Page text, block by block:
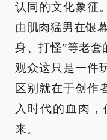
认同的文化象征
由肌肉猛男在银
身、打怪”等老套
观众这只是一件
区别就在于创作
入时代的血肉
来。